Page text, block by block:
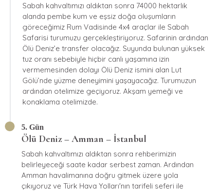
Sabah kahvaltımızı aldıktan sonra 74000 hektarlık
alanda pembe kum ve eşsiz doğa oluşumların
göreceğimiz Rum Vadisinde 4x4 araçlar ile Sabah
Safarisi turumuzu gerçekleştiriyoruz. Safarinin ardından
Ölü Deniz’e transfer olacağız. Suyunda bulunan yüksek
tuz oranı sebebiyle hiçbir canlı yaşamına izin
vermemesinden dolayı Ölü Deniz ismini alan Lut
Gölü’nde yüzme deneyimini yaşayacağız. Turumuzun
ardından otelimize geçiyoruz. Akşam yemeği ve
konaklama otelimizde.
5. Gün
Ölü Deniz – Amman – İstanbul
Sabah kahvaltımızı aldıktan sonra rehberimizin
belirleyeceği saate kadar serbest zaman. Ardından
Amman havalimanına doğru gitmek üzere yola
çıkıyoruz ve Türk Hava Yolları'nın tarifeli seferi ile